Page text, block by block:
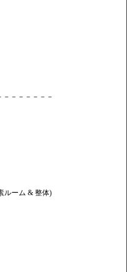
－－－－－－
ルーム & 整体)